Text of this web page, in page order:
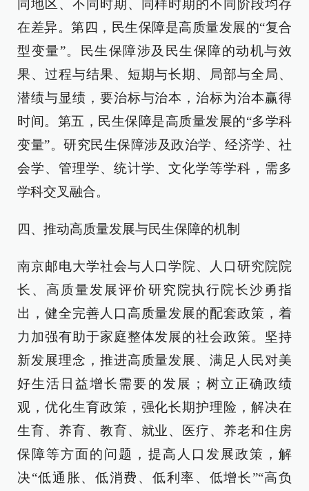
同地区、不同时期、同样时期的不同阶段均存
在差异。第四，民生保障是高质量发展的“复合
型变量”。民生保障涉及民生保障的动机与效
果、过程与结果、短期与长期、局部与全局、
潜绩与显绩，要治标与治本，治标为治本赢得
时间。第五，民生保障是高质量发展的“多学科
变量”。研究民生保障涉及政治学、经济学、社
会学、管理学、统计学、文化学等学科，需多
学科交叉融合。
四、推动高质量发展与民生保障的机制
南京邮电大学社会与人口学院、人口研究院院
长、高质量发展评价研究院执行院长沙勇指
出，健全完善人口高质量发展的配套政策，着
力加强有助于家庭整体发展的社会政策。坚持
新发展理念，推进高质量发展、满足人民对美
好生活日益增长需要的发展；树立正确政绩
观，优化生育政策，强化长期护理险，解决在
生育、养育、教育、就业、医疗、养老和住房
保障等方面的问题，提高人口发展政策，解
决“低通胀、低消费、低利率、低增长”“高负